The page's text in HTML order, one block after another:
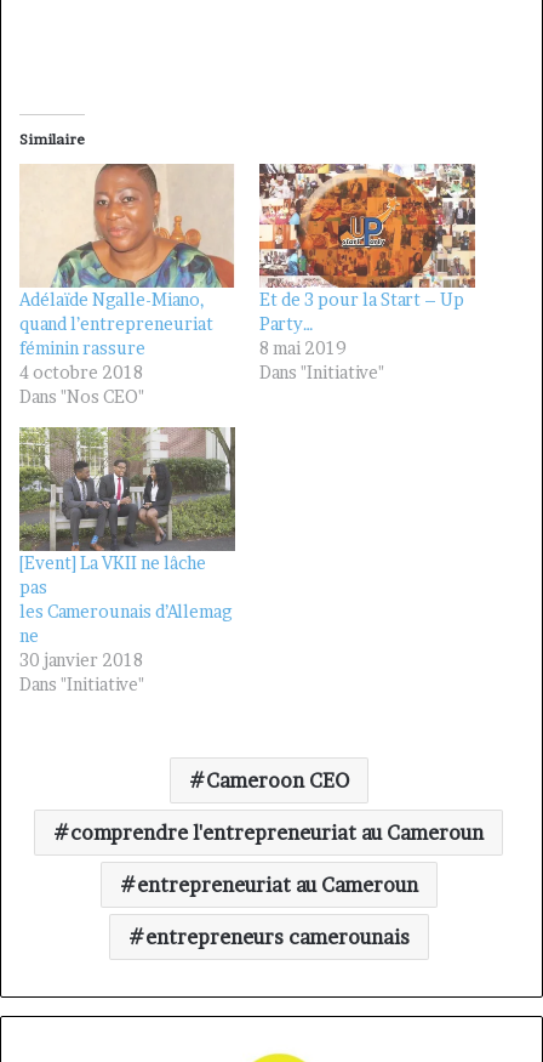
Similaire
Adélaïde Ngalle-Miano,
quand l’entrepreneuriat
féminin rassure
4 octobre 2018
Dans "Nos CEO"
Et de 3 pour la Start – Up
Party…
8 mai 2019
Dans "Initiative"
[Event] La VKII ne lâche
pas
les Camerounais d’Allemag
ne
30 janvier 2018
Dans "Initiative"
Cameroon CEO
comprendre l'entrepreneuriat au Cameroun
entrepreneuriat au Cameroun
entrepreneurs camerounais